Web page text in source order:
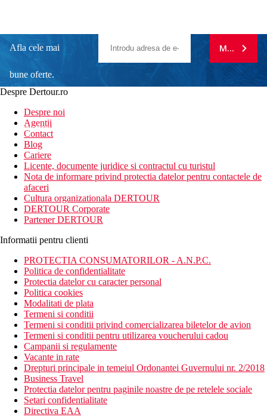
Afla cele mai
bune oferte.
newsletter!
MA
Despre Dertour.ro
Despre noi
Agentii
Contact
Blog
Cariere
Licente, documente juridice si contractul cu turistul
Nota de informare privind protectia datelor pentru contactele de
afaceri
Cultura organizationala DERTOUR
DERTOUR Corporate
Partener DERTOUR
Informatii pentru clienti
PROTECTIA CONSUMATORILOR - A.N.P.C.
Politica de confidentialitate
Protectia datelor cu caracter personal
Politica cookies
Modalitati de plata
Termeni si conditii
Termeni si conditii privind comercializarea biletelor de avion
Termeni si conditii pentru utilizarea voucherului cadou
Campanii si regulamente
Vacante in rate
Drepturi principale in temeiul Ordonantei Guvernului nr. 2/2018
Business Travel
Protectia datelor pentru paginile noastre de pe retelele sociale
Setari confidentialitate
Directiva EAA